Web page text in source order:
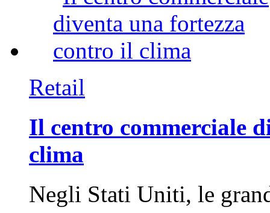
Retail
Il centro commerciale
clima
Negli Stati Uniti, le